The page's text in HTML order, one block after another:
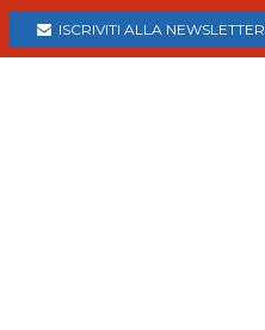
ISCRIVITI ALLA NEWSLETTER